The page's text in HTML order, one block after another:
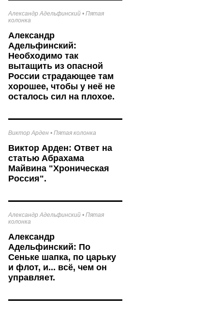
Александр Адельфинский • Пятая
колонка
Александр
Адельфинский:
Необходимо так
вытащить из опасной
России страдающее там
хорошее, чтобы у неё не
осталось сил на плохое.
Виктор Арден • Пятая колонка
Виктор Арден: Ответ на
статью Абрахама
Майвина "Хроническая
Россия".
Александр Адельфинский • Пятая
колонка
Александр
Адельфинский: По
Сеньке шапка, по царьку
и флот, и... всё, чем он
управляет.